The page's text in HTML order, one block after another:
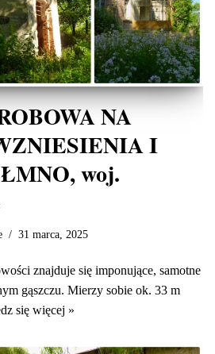
NA
I
woj.
31 marca, 2025
znajduje się imponujące, samotne
gąszczu. Mierzy sobie ok. 33 m
się więcej »